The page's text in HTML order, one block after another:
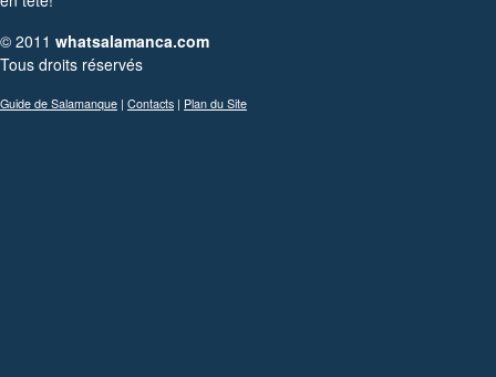
© 2011 whatsalamanca.com
Tous droits réservés
Guide de Salamanque | Contacts | Plan du Site